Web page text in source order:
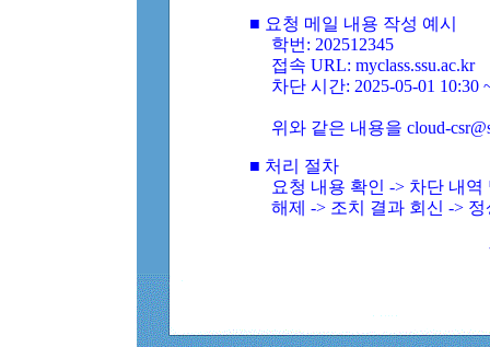
■ 요청 메일 내용 작성 예시
학번: 202512345
접속 URL: myclass.ssu.ac.kr
차단 시간: 2025-05-01 10:30
위와 같은 내용을 cloud-
■ 처리 절차
요청 내용 확인 -> 차단 내
해제 -> 조치 결과 회신 ->